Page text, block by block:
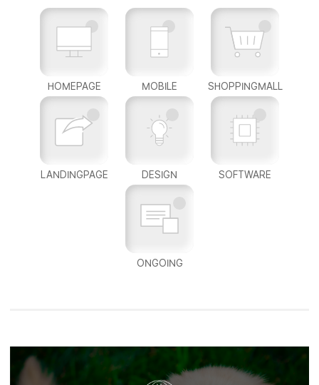
HOMEPAGE MOBILE SHOPPINGMALL
LANDINGPAGE DESIGN SOFTWARE
ONGOING